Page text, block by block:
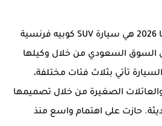
مميزات وعيوب رينو اركانا 2026 هي سيارة SUV كوبيه فرنسية
السوق السعودي من خلال وكيلها
تأتي بثلاث فئات مختلفة،
الصغيرة من خلال تصميمها
حازت على اهتمام واسع منذ